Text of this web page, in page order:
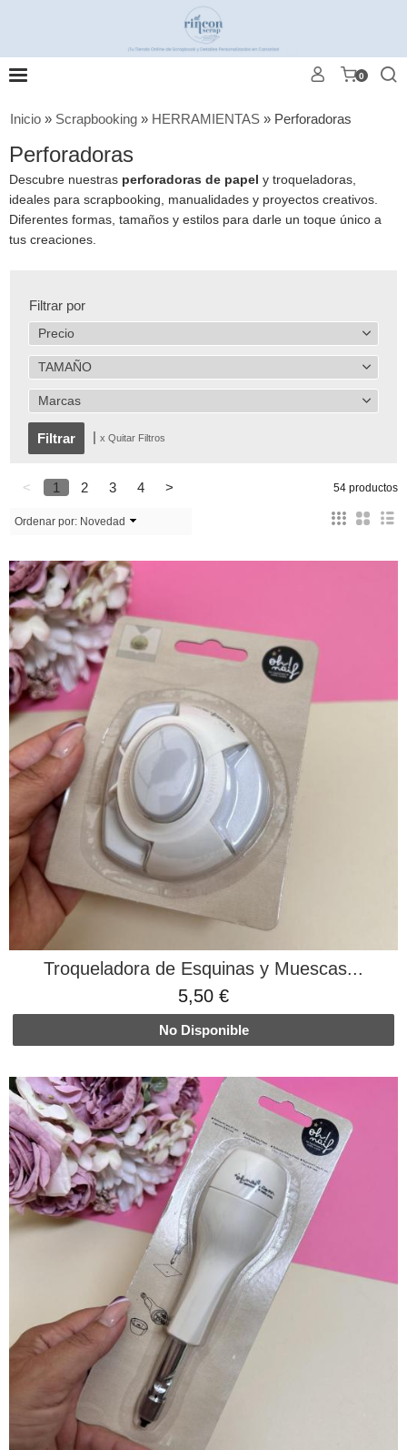
0
Inicio » Scrapbooking » HERRAMIENTAS » Perforadoras
Perforadoras
Descubre nuestras perforadoras de papel y troqueladoras,
ideales para scrapbooking, manualidades y proyectos creativos.
Diferentes formas, tamaños y estilos para darle un toque único a
tus creaciones.
Filtrar por
Precio
TAMAÑO
Marcas
| x Quitar Filtros
< 1 2 3 4 > 54 productos
Ordenar por: Novedad
Troqueladora de Esquinas y Muescas...
5,50 €
No Disponible